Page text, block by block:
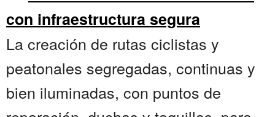
con infraestructura segura
La creación de rutas ciclistas y
peatonales segregadas, continuas y
bien iluminadas, con puntos de